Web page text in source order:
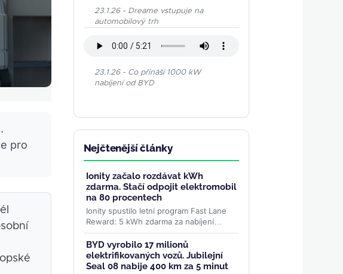
pro
23.1.26 - Dreame vstupuje na
automobilový trh
23.1.26 - Co přináší 1000 kW
nabíjení od BYD
Nejčtenější články
Ionity začalo rozdávat kWh
zdarma. Stačí odpojit elektromobil
na 80 procentech
Ionity spustilo letní program Fast Lane
Reward: 5 kWh zdarma za nabíjení
ukončené na 80 %. Stejný bonus platí i
pro noční nabíjení....>>
BYD vyrobilo 17 milionů
elektrifikovaných vozů. Jubilejní
Seal 08 nabije 400 km za 5 minut